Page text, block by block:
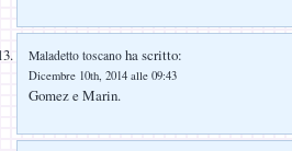
Maladetto toscano ha scritto:
Dicembre 10th, 2014 alle 09:43
Gomez e Marin.